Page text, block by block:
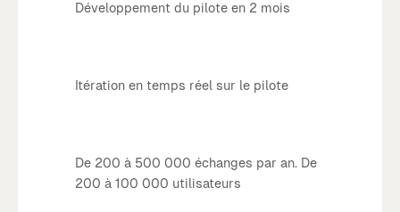
Développement du pilote en 2 mois
Itération en temps réel sur le pilote
De 200 à 500 000 échanges par an. De
200 à 100 000 utilisateurs